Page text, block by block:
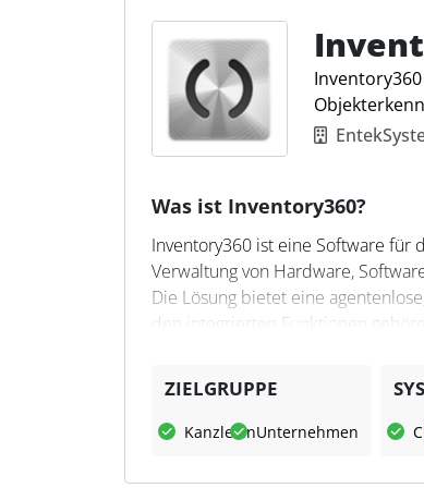
diese Weise können
Was ist Inventory360?
Inventory360 ist eine Software für
Verwaltung von Hardware,
Die Lösung bietet eine
den integrierten Funktionen
Was kann
Mit Inventory360 können Geräte
ZIELGRUPPE
KanzleienUnternehmen